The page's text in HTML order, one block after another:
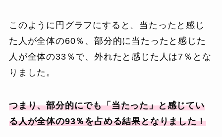
このように円グラフにすると、当たったと感じ
た人が全体の60％、部分的に当たったと感じた
人が全体の33％で、外れたと感じた人は7％とな
りました。
つまり、部分的にでも「当たった」と感じてい
る人が全体の93％を占める結果となりました！